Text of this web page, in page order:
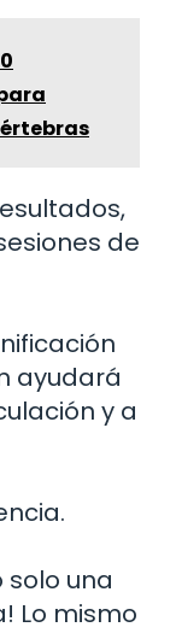
de
ayudará
y a
solo una
Lo mismo